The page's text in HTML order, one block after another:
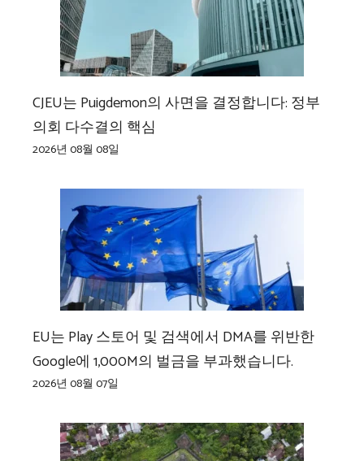
CJEU는 Puigdemon의 사면을 결정합니다: 정부
의회 다수결의 핵심
2026년 08월 08일
EU는 Play 스토어 및 검색에서 DMA를 위반한
Google에 1,000M의 벌금을 부과했습니다.
2026년 08월 07일